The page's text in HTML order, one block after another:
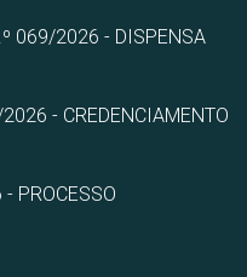
069/2026 - DISPENSA
- CREDENCIAMENTO
PROCESSO